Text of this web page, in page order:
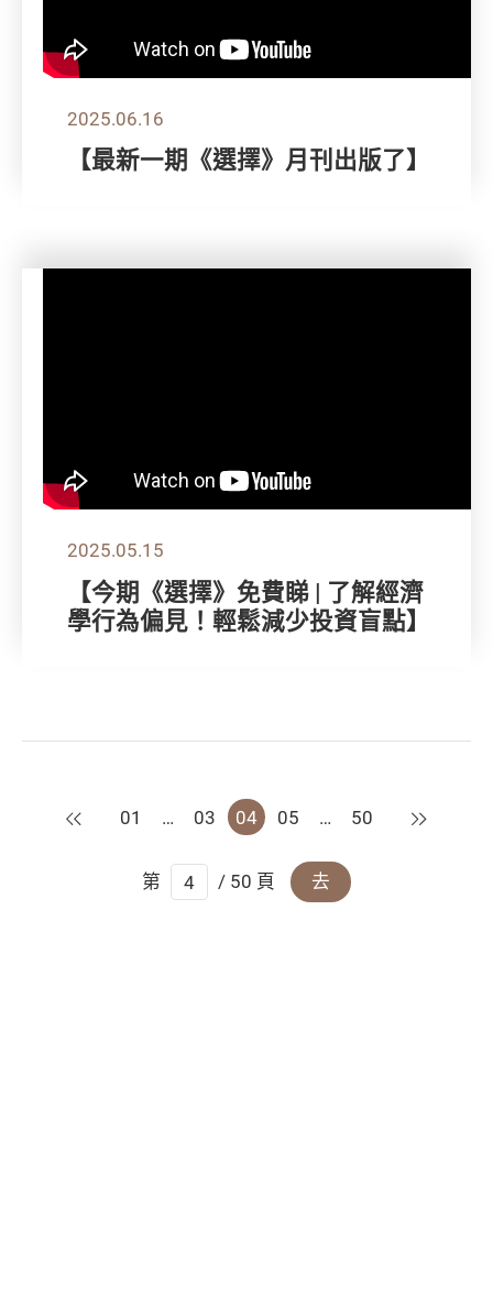
2025.06.16
【最新一期《選擇》月刊出版了】
2025.05.15
【今期《選擇》免費睇 | 了解經濟
學行為偏見！輕鬆減少投資盲點】
上一頁
01 … 03 04 05 … 50 下一頁
第 / 50 頁 去